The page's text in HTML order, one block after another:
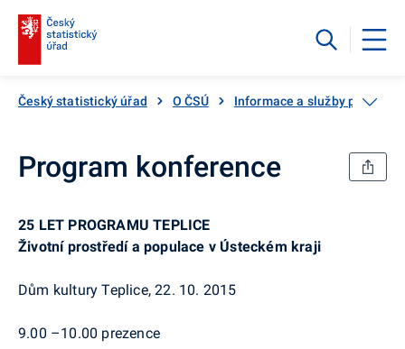
Český statistický úřad O ČSÚ Informace a služby pro
Program konference
25 LET PROGRAMU TEPLICE
Životní prostředí a populace v Ústeckém kraji
Dům kultury Teplice, 22. 10. 2015
9.00 –10.00 prezence